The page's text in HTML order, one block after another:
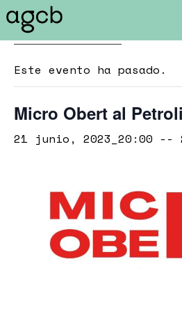
« Todos los Eventos
Este evento ha pasado.
Micro Obert al Petroli
21 junio, 2023_20:00 --